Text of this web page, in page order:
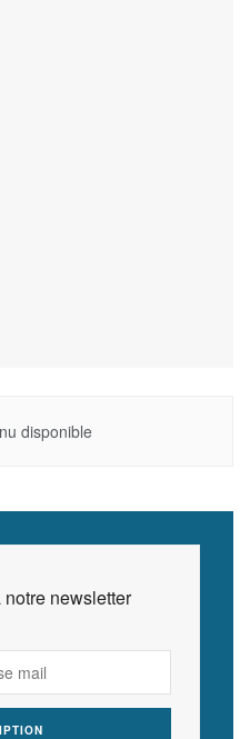
disponible
newsletter